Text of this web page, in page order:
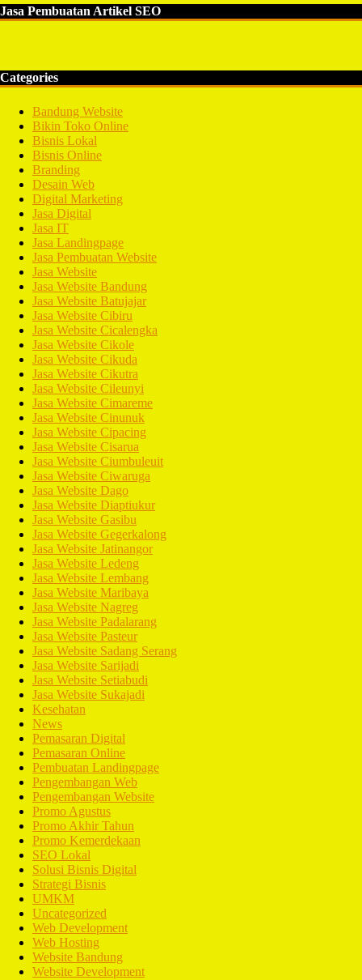
Jasa Pembuatan Artikel SEO
Categories
Bandung Website
Bikin Toko Online
Bisnis Lokal
Bisnis Online
Branding
Desain Web
Digital Marketing
Jasa Digital
Jasa IT
Jasa Landingpage
Jasa Pembuatan Website
Jasa Website
Jasa Website Bandung
Jasa Website Batujajar
Jasa Website Cibiru
Jasa Website Cicalengka
Jasa Website Cikole
Jasa Website Cikuda
Jasa Website Cikutra
Jasa Website Cileunyi
Jasa Website Cimareme
Jasa Website Cinunuk
Jasa Website Cipacing
Jasa Website Cisarua
Jasa Website Ciumbuleuit
Jasa Website Ciwaruga
Jasa Website Dago
Jasa Website Diaptiukur
Jasa Website Gasibu
Jasa Website Gegerkalong
Jasa Website Jatinangor
Jasa Website Ledeng
Jasa Website Lembang
Jasa Website Maribaya
Jasa Website Nagreg
Jasa Website Padalarang
Jasa Website Pasteur
Jasa Website Sadang Serang
Jasa Website Sarijadi
Jasa Website Setiabudi
Jasa Website Sukajadi
Kesehatan
News
Pemasaran Digital
Pemasaran Online
Pembuatan Landingpage
Pengembangan Web
Pengembangan Website
Promo Agustus
Promo Akhir Tahun
Promo Kemerdekaan
SEO Lokal
Solusi Bisnis Digital
Strategi Bisnis
UMKM
Uncategorized
Web Development
Web Hosting
Website Bandung
Website Development